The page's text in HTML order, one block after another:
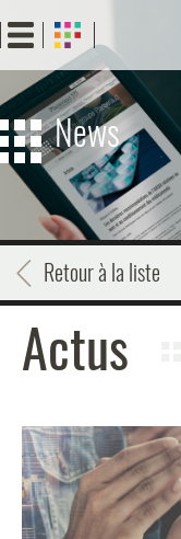
au
contenu
principal
News
Retour à la liste
Actus